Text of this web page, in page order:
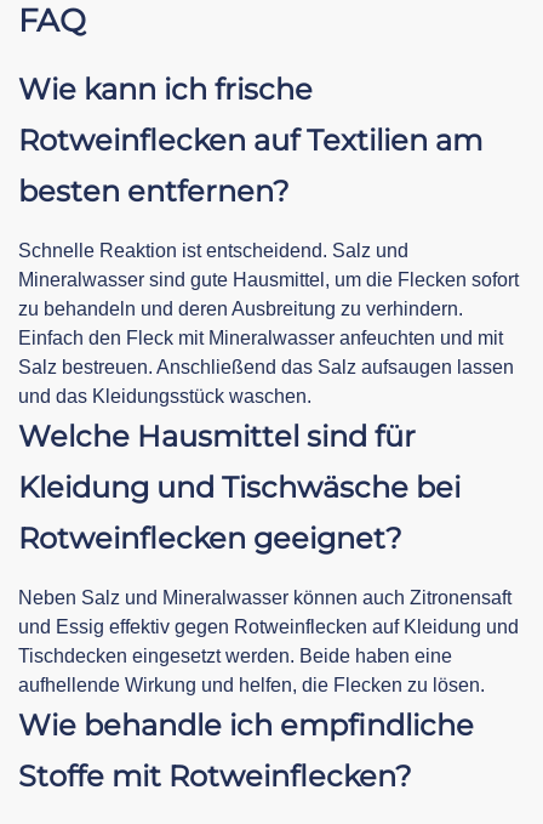
FAQ
Wie kann ich frische
Rotweinflecken auf Textilien am
besten entfernen?
Schnelle Reaktion ist entscheidend. Salz und
Mineralwasser sind gute Hausmittel, um die Flecken sofort
zu behandeln und deren Ausbreitung zu verhindern.
Einfach den Fleck mit Mineralwasser anfeuchten und mit
Salz bestreuen. Anschließend das Salz aufsaugen lassen
und das Kleidungsstück waschen.
Welche Hausmittel sind für
Kleidung und Tischwäsche bei
Rotweinflecken geeignet?
Neben Salz und Mineralwasser können auch Zitronensaft
und Essig effektiv gegen Rotweinflecken auf Kleidung und
Tischdecken eingesetzt werden. Beide haben eine
aufhellende Wirkung und helfen, die Flecken zu lösen.
Wie behandle ich empfindliche
Stoffe mit Rotweinflecken?